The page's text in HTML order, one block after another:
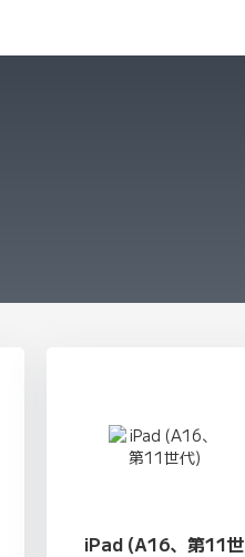
iPad (A16、第11世